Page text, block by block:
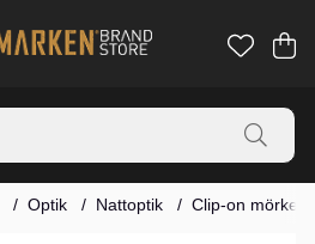
.
Optik Nattoptik Clip-on